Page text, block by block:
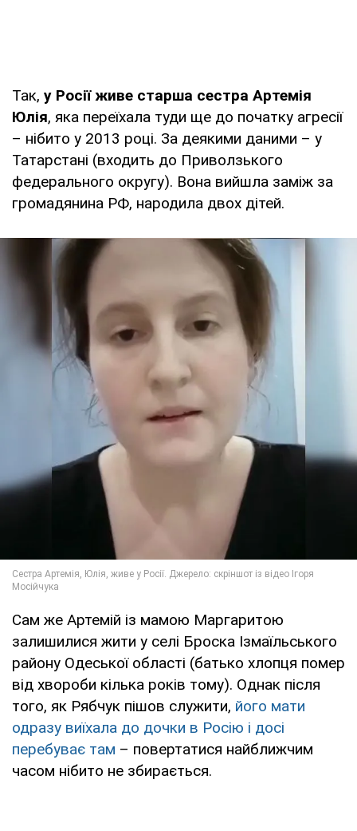
Так, у Росії живе старша сестра Артемія
Юлія, яка переїхала туди ще до початку агресії
– нібито у 2013 році. За деякими даними – у
Татарстані (входить до Приволзького
федерального округу). Вона вийшла заміж за
громадянина РФ, народила двох дітей.
Сам же Артемій із мамою Маргаритою
залишилися жити у селі Броска Ізмаїльського
району Одеської області (батько хлопця помер
від хвороби кілька років тому). Однак після
того, як Рябчук пішов служити, його мати
одразу виїхала до дочки в Росію і досі
перебуває там – повертатися найближчим
часом нібито не збирається.